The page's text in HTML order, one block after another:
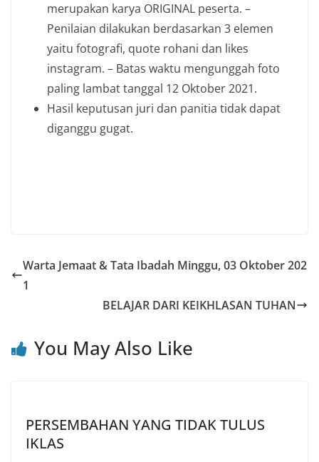
merupakan karya ORIGINAL peserta. –
Penilaian dilakukan berdasarkan 3 elemen
yaitu fotografi, quote rohani dan likes
instagram. – Batas waktu mengunggah foto
paling lambat tanggal 12 Oktober 2021.
Hasil keputusan juri dan panitia tidak dapat
diganggu gugat.
Warta Jemaat & Tata Ibadah Minggu, 03 Oktober 202
1
BELAJAR DARI KEIKHLASAN TUHAN
You May Also Like
PERSEMBAHAN YANG TIDAK TULUS
IKLAS